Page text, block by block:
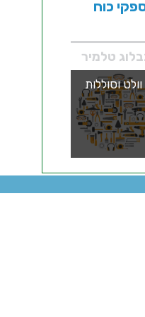
מצברים 6 וולט/12 וולט וסוללות